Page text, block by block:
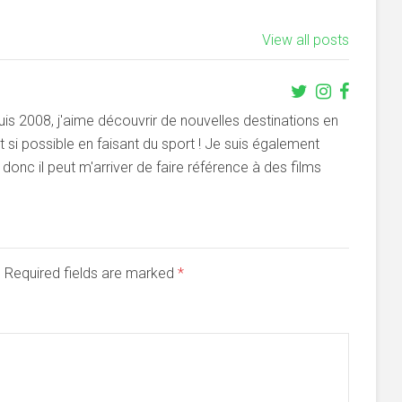
View all posts
2008, j'aime découvrir de nouvelles destinations en
si possible en faisant du sport ! Je suis également
il peut m'arriver de faire référence à des films
fields are marked *